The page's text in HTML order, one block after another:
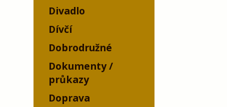
Divadlo
Dívčí
Dobrodružné
Dokumenty /
průkazy
Doprava